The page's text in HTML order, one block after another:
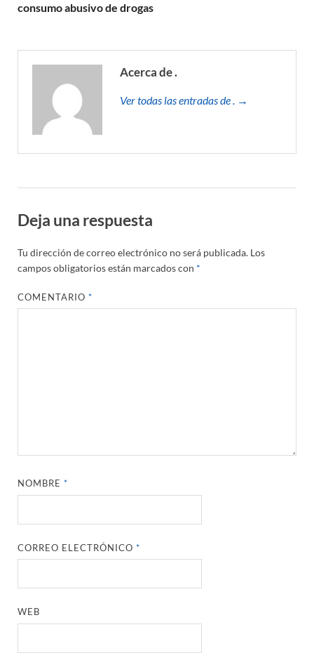
consumo abusivo de drogas
Acerca de .
Ver todas las entradas de . →
Deja una respuesta
Tu dirección de correo electrónico no será publicada. Los
campos obligatorios están marcados con *
COMENTARIO*
NOMBRE*
CORREO ELECTRÓNICO*
WEB